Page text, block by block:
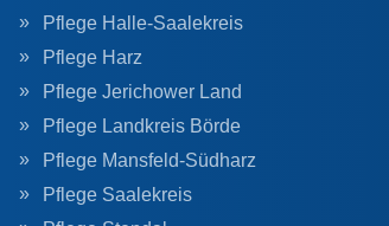
Pflege Halle-Saalekreis
Pflege Harz
Pflege Jerichower Land
Pflege Landkreis Börde
Pflege Mansfeld-Südharz
Pflege Saalekreis